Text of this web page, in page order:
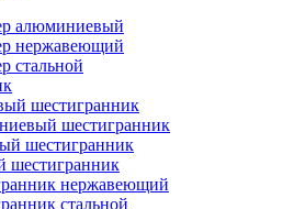
алюминиевый
нержавеющий
стальной
шестигранник
шестигранник
шестигранник
шестигранник
нержавеющий
стальной